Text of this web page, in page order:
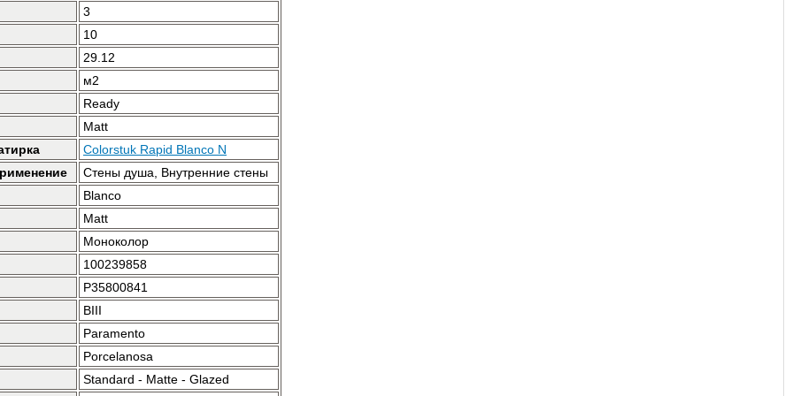
3
10
29.12
м2
Ready
Matt
Colorstuk Rapid Blanco N
Стены душа, Внутренние стены
Blanco
Matt
Моноколор
100239858
P35800841
BIII
Paramento
Porcelanosa
Standard - Matte - Glazed